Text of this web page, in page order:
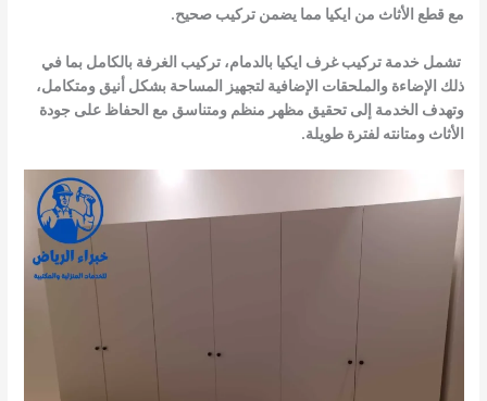
مع قطع الأثاث من ايكيا مما يضمن تركيب صحيح.
تشمل خدمة تركيب غرف ايكيا بالدمام، تركيب الغرفة بالكامل بما في
ذلك الإضاءة والملحقات الإضافية لتجهيز المساحة بشكل أنيق ومتكامل،
وتهدف الخدمة إلى تحقيق مظهر منظم ومتناسق مع الحفاظ على جودة
الأثاث ومتانته لفترة طويلة.